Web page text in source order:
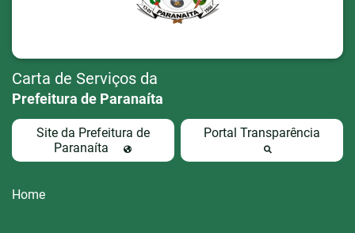
Carta de Serviços da
Prefeitura de Paranaíta
Site da Prefeitura de
Paranaíta
Portal Transparência
Home